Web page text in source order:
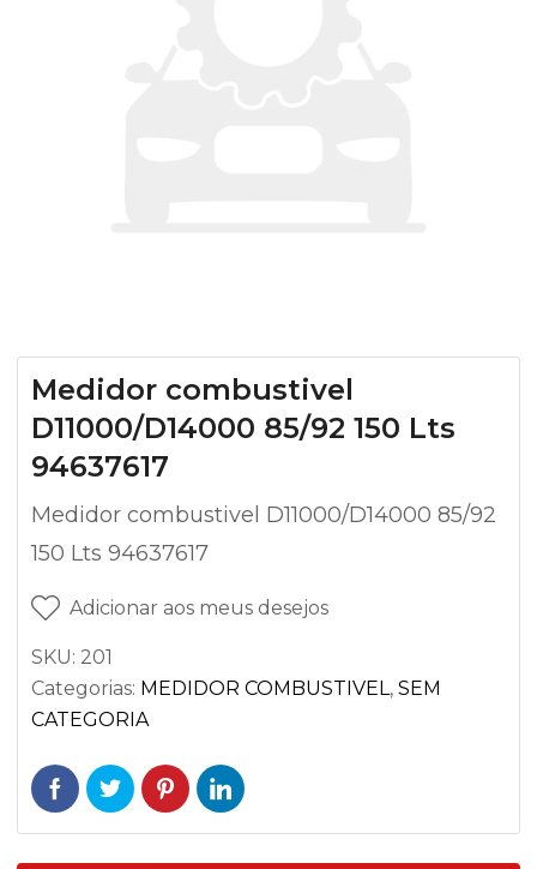
Medidor combustivel
D11000/D14000 85/92 150 Lts
94637617
Medidor combustivel D11000/D14000 85/92
150 Lts 94637617
Adicionar aos meus desejos
SKU: 201
Categorias: MEDIDOR COMBUSTIVEL, SEM
CATEGORIA